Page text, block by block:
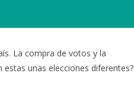
La compra de votos y la
unas elecciones diferentes?